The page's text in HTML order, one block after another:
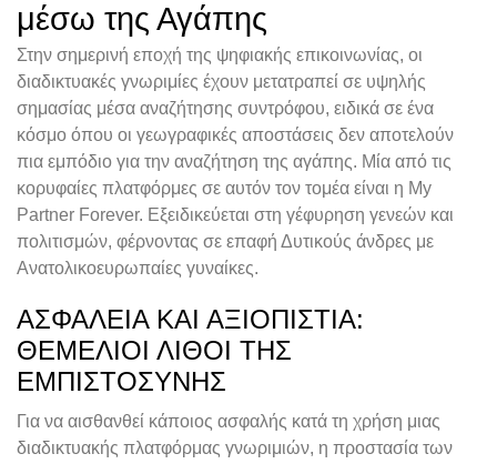
μέσω της Αγάπης
Στην σημερινή εποχή της ψηφιακής επικοινωνίας, οι
διαδικτυακές γνωριμίες έχουν μετατραπεί σε υψηλής
σημασίας μέσα αναζήτησης συντρόφου, ειδικά σε ένα
κόσμο όπου οι γεωγραφικές αποστάσεις δεν αποτελούν
πια εμπόδιο για την αναζήτηση της αγάπης. Μία από τις
κορυφαίες πλατφόρμες σε αυτόν τον τομέα είναι η My
Partner Forever. Εξειδικεύεται στη γέφυρηση γενεών και
πολιτισμών, φέρνοντας σε επαφή Δυτικούς άνδρες με
Ανατολικοευρωπαίες γυναίκες.
ΑΣΦΆΛΕΙΑ ΚΑΙ ΑΞΙΟΠΙΣΤΊΑ:
ΘΕΜΈΛΙΟΙ ΛΊΘΟΙ ΤΗΣ
ΕΜΠΙΣΤΟΣΎΝΗΣ
Για να αισθανθεί κάποιος ασφαλής κατά τη χρήση μιας
διαδικτυακής πλατφόρμας γνωριμιών, η προστασία των